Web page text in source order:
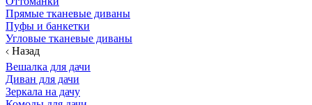
Прямые тканевые диваны
Пуфы и банкетки
Угловые тканевые диваны
Назад
Вешалка для дачи
Диван для дачи
Зеркала на дачу